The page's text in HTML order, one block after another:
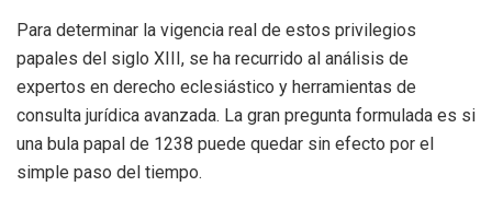
Para determinar la vigencia real de estos privilegios
papales del siglo XIII, se ha recurrido al análisis de
expertos en derecho eclesiástico y herramientas de
consulta jurídica avanzada. La gran pregunta formulada es si
una bula papal de 1238 puede quedar sin efecto por el
simple paso del tiempo.